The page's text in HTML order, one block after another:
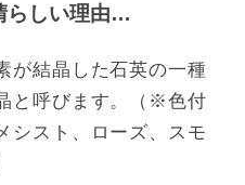
らしい理由…
が結晶した石英の一種
と呼びます。（※色付
シスト、ローズ、スモ